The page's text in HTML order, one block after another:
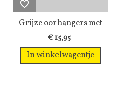
Grijze oorhangers met
strengen...
€ 15,95
In winkelwagentje